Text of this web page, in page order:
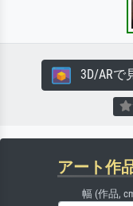
3D/ARで
アート作
幅 (作品,